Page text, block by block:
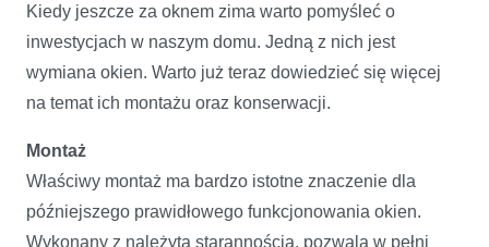
Poradnik kupującego - montaż i konserwacja
Kiedy jeszcze za oknem zima warto pomyśleć o
inwestycjach w naszym domu. Jedną z nich jest
wymiana okien. Warto już teraz dowiedzieć się więcej
na temat ich montażu oraz konserwacji.
Montaż
Właściwy montaż ma bardzo istotne znaczenie dla
późniejszego prawidłowego funkcjonowania okien.
Wykonany z należytą starannością, pozwala w pełni